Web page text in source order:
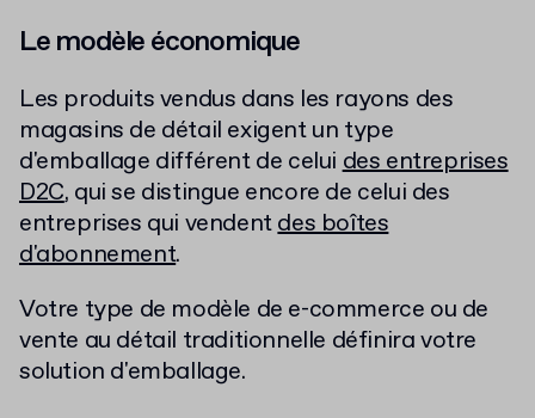
Le modèle économique
Les produits vendus dans les rayons des
magasins de détail exigent un type
d'emballage différent de celuides entreprises
D2C, qui se distingue encore de celui des
entreprises qui vendentdes boîtes
d'abonnement.
Votre type de modèle de e-commerce ou de
vente au détail traditionnelle définira votre
solution d'emballage.